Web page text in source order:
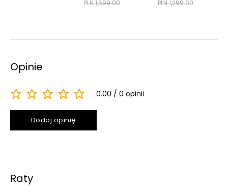
PLN 1,699.00 PLN 1,299.00
Opinie
0.00 0 opinii
Dodaj opinię
Raty